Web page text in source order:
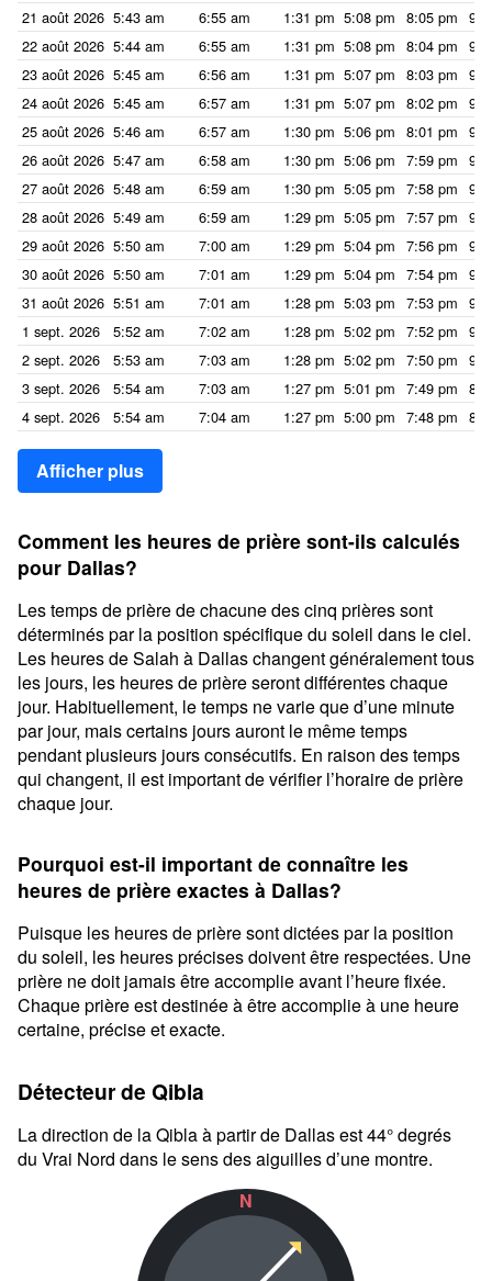
21 août 2026 5:43 am 6:55 am 1:31 pm 5:08 pm 8:05 pm
22 août 2026 5:44 am 6:55 am 1:31 pm 5:08 pm 8:04 pm
23 août 2026 5:45 am 6:56 am 1:31 pm 5:07 pm 8:03 pm
24 août 2026 5:45 am 6:57 am 1:31 pm 5:07 pm 8:02 pm
25 août 2026 5:46 am 6:57 am 1:30 pm 5:06 pm 8:01 pm
26 août 2026 5:47 am 6:58 am 1:30 pm 5:06 pm 7:59 pm
27 août 2026 5:48 am 6:59 am 1:30 pm 5:05 pm 7:58 pm
28 août 2026 5:49 am 6:59 am 1:29 pm 5:05 pm 7:57 pm
29 août 2026 5:50 am 7:00 am 1:29 pm 5:04 pm 7:56 pm
30 août 2026 5:50 am 7:01 am 1:29 pm 5:04 pm 7:54 pm
31 août 2026 5:51 am 7:01 am 1:28 pm 5:03 pm 7:53 pm
1 sept. 2026
5:52 am 7:02 am 1:28 pm 5:02 pm 7:52 pm
2 sept. 2026
5:53 am 7:03 am 1:28 pm 5:02 pm 7:50 pm
3 sept. 2026
5:54 am 7:03 am 1:27 pm 5:01 pm 7:49 pm
4 sept. 2026
5:54 am 7:04 am 1:27 pm 5:00 pm 7:48 pm
Afficher plus
Comment les heures de prière sont-ils calculés
pour Dallas?
Les temps de prière de chacune des cinq prières sont
déterminés par la position spécifique du soleil dans le ciel.
Les heures de Salah à Dallas changent généralement tous
les jours, les heures de prière seront différentes chaque
jour. Habituellement, le temps ne varie que d’une minute
par jour, mais certains jours auront le même temps
pendant plusieurs jours consécutifs. En raison des temps
qui changent, il est important de vérifier l’horaire de prière
chaque jour.
Pourquoi est-il important de connaître les
heures de prière exactes à Dallas?
Puisque les heures de prière sont dictées par la position
du soleil, les heures précises doivent être respectées. Une
prière ne doit jamais être accomplie avant l’heure fixée.
Chaque prière est destinée à être accomplie à une heure
certaine, précise et exacte.
Détecteur de Qibla
La direction de la Qibla à partir de Dallas est 44° degrés
du Vrai Nord dans le sens des aiguilles d’une montre.
N